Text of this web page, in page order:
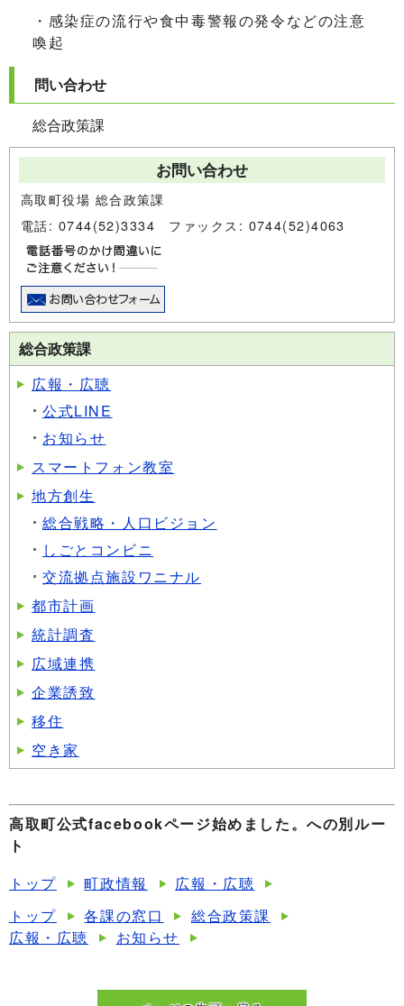
・感染症の流行や食中毒警報の発令などの注意
喚起
問い合わせ
総合政策課
お問い合わせ
高取町役場 総合政策課
電話: 0744(52)3334 ファックス: 0744(52)4063
総合政策課
広報・広聴
公式LINE
お知らせ
スマートフォン教室
地方創生
総合戦略・人口ビジョン
しごとコンビニ
交流拠点施設ワニナル
都市計画
統計調査
広域連携
企業誘致
移住
空き家
高取町公式facebookページ始めました。への別ルー
ト
トップ
町政情報
広報・広聴
トップ
各課の窓口
総合政策課
広報・広聴
お知らせ